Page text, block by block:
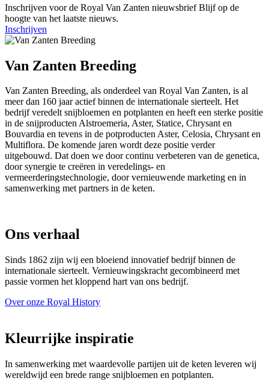
Inschrijven voor de Royal Van Zanten nieuwsbrief Blijf op de
hoogte van het laatste nieuws.
Inschrijven
Van Zanten Breeding
Van Zanten Breeding, als onderdeel van Royal Van Zanten, is al
meer dan 160 jaar actief binnen de internationale sierteelt. Het
bedrijf veredelt snijbloemen en potplanten en heeft een sterke positie
in de snijproducten Alstroemeria, Aster, Statice, Chrysant en
Bouvardia en tevens in de potproducten Aster, Celosia, Chrysant en
Multiflora. De komende jaren wordt deze positie verder
uitgebouwd. Dat doen we door continu verbeteren van de genetica,
door synergie te creëren in veredelings- en
vermeerderingstechnologie, door vernieuwende marketing en in
samenwerking met partners in de keten.
Ons verhaal
Sinds 1862 zijn wij een bloeiend innovatief bedrijf binnen de
internationale sierteelt. Vernieuwingskracht gecombineerd met
passie vormen het kloppend hart van ons bedrijf.
Over onze Royal History
Kleurrijke inspiratie
In samenwerking met waardevolle partijen uit de keten leveren wij
wereldwijd een brede range snijbloemen en potplanten.